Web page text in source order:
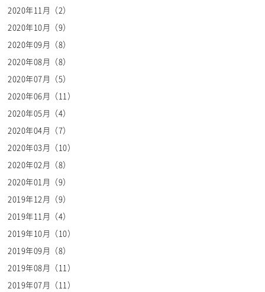
2020年11月（2）
2020年10月（9）
2020年09月（8）
2020年08月（8）
2020年07月（5）
2020年06月（11）
2020年05月（4）
2020年04月（7）
2020年03月（10）
2020年02月（8）
2020年01月（9）
2019年12月（9）
2019年11月（4）
2019年10月（10）
2019年09月（8）
2019年08月（11）
2019年07月（11）